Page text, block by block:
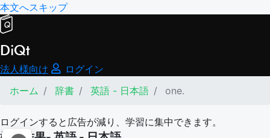
本文へスキップ
DiQt
法人様向け
ログイン
ホーム
辞書 英語 - 日本語 one.
ログインすると広告が減り、学習に集中できます。